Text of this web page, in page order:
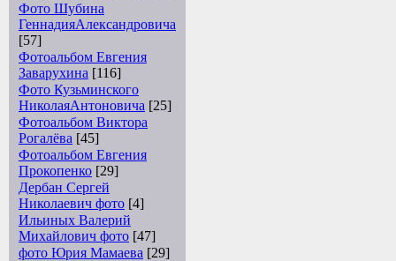
Фото Шубина
ГеннадияАлександровича
[57]
Фотоальбом Евгения
Заварухина [116]
Фото Кузьминского
НиколаяАнтоновича [25]
Фотоальбом Виктора
Рогалёва [45]
Фотоальбом Евгения
Прокопенко [29]
Дербан Сергей
Николаевич фото [4]
Ильиных Валерий
Михайлович фото [47]
фото Юрия Мамаева [29]